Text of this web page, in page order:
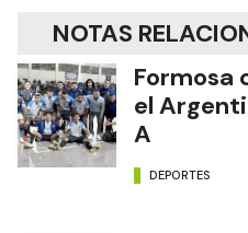
NOTAS
Formosa
el
A
DEPORTES